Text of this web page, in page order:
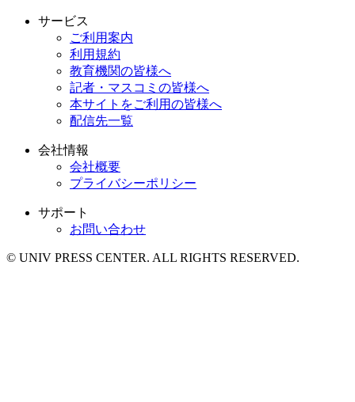
サービス
ご利用案内
利用規約
教育機関の皆様へ
記者・マスコミの皆様へ
本サイトをご利用の皆様へ
配信先一覧
会社情報
会社概要
プライバシーポリシー
サポート
お問い合わせ
© UNIV PRESS CENTER. ALL RIGHTS RESERVED.